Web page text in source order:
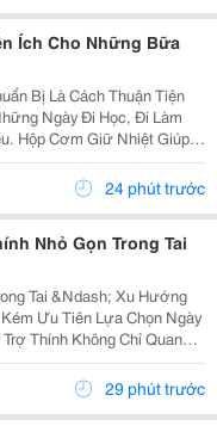
Ích Cho Những Bữa
Bị Là Cách Thuận Tiện
Ngày Đi Học, Đi Làm
Hộp Cơm Giữ Nhiệt Giúp
Ngăn Nắp, Dễ Mang Theo
Khác Nhau. Chọn24 phút trước
Nhỏ Gọn Trong Tai
Tai &Ndash; Xu Hướng
Ưu Tiên Lựa Chọn Ngày
Thính Không Chỉ Quan
Mong Muốn Một Thiết Bị
Dụng Và Thoải Mái Khi Đeo.
29 phút trước